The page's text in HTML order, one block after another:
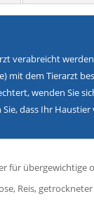
verabreicht
mit dem Tierarzt
wenden Sie
dass Ihr
für übergewichtige
Reis,